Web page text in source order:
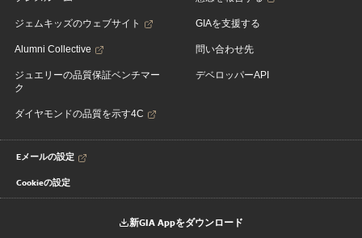
ジェムキッズのウェブサイト
Alumni Collective
ジュエリーの品質保証ベンチマー
ク
ダイヤモンドの品質を示す4C
GIAを支援する
問い合わせ先
デベロッパーAPI
Eメールの設定
Cookieの設定
新GIA Appをダウンロード